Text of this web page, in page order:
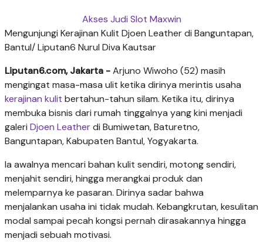
Akses Judi Slot Maxwin
Mengunjungi Kerajinan Kulit Djoen Leather di Banguntapan,
Bantul/ Liputan6 Nurul Diva Kautsar
Liputan6.com, Jakarta -Arjuno Wiwoho (52) masih
mengingat masa-masa ulit ketika dirinya merintis usaha
kerajinan kulit bertahun-tahun silam. Ketika itu, dirinya
membuka bisnis dari rumah tinggalnya yang kini menjadi
galeri Djoen Leatherdi Bumiwetan, Baturetno,
Banguntapan, Kabupaten Bantul, Yogyakarta.
Ia awalnya mencari bahan kulit sendiri, motong sendiri,
menjahit sendiri, hingga merangkai produk dan
melemparnya ke pasaran. Dirinya sadar bahwa
menjalankan usaha ini tidak mudah. Kebangkrutan, kesulitan
modal sampai pecah kongsi pernah dirasakannya hingga
menjadi sebuah motivasi.